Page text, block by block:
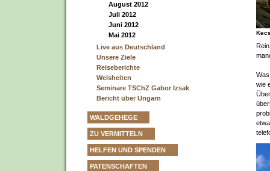
August 2012
Juli 2012
Juni 2012
Mai 2012
Live aus Deutschland
Unsere Ziele
Reiseberichte
Weisheiten
Seminare TSChZ Gabor Izsak
Bericht über Ungarn
WALDGEHEGE
ZU VERMITTELN
HELFEN UND SPENDEN
PATENSCHAFTEN
wie